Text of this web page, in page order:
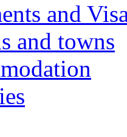
and
and towns